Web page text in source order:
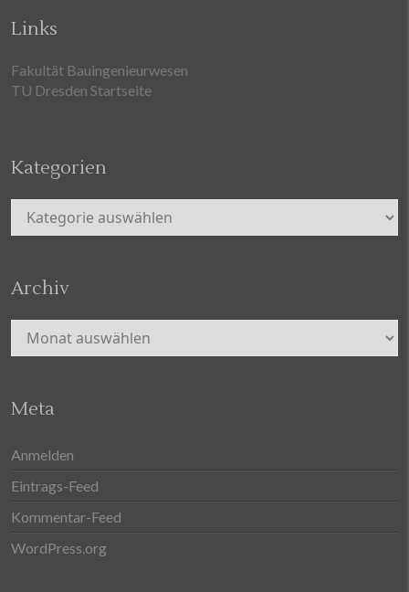
Links
Fakultät Bauingenieurwesen
TU Dresden Startseite
Kategorien
Kategorien
Archiv
Archiv
Meta
Anmelden
Eintrags-Feed
Kommentar-Feed
WordPress.org